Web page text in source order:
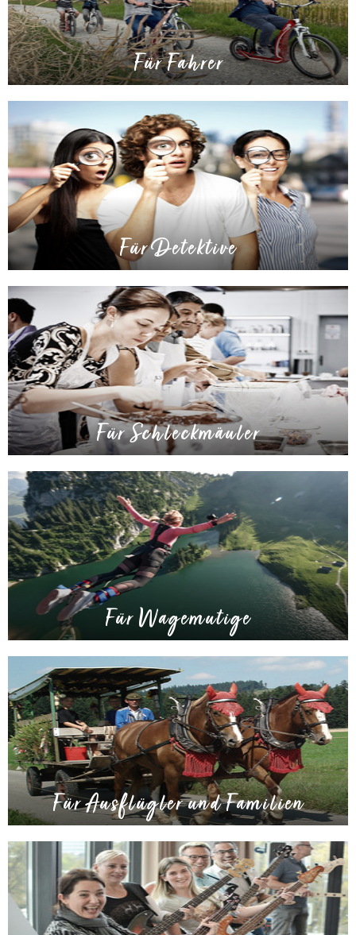
Für Fahrer
Für Detektive
Für Schleckmäuler
Für Wagemutige
Für Ausflügler und Familien